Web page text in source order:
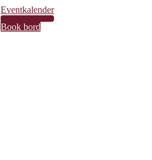
Eventkalender
32
Book bord